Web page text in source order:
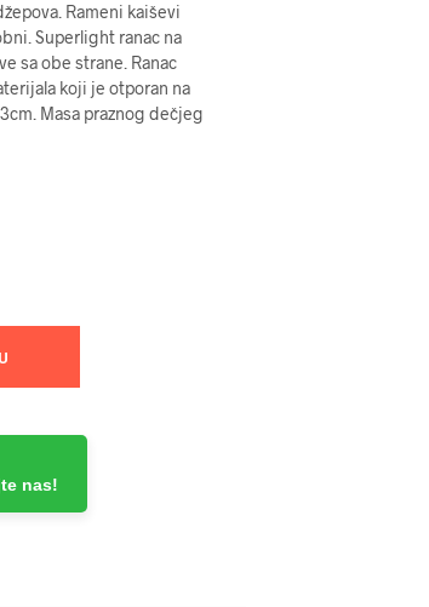
Rameni kaiševi
Superlight ranac na
sa obe strane. Ranac
koji je otporan na
Masa praznog dečjeg
nas!